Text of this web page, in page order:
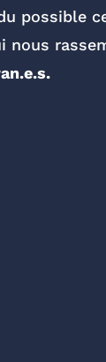
possible
nous